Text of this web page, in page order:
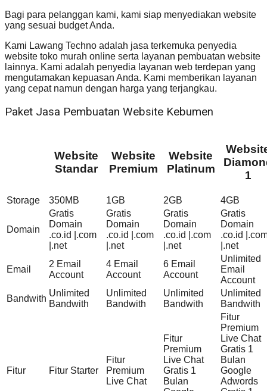
Bagi para pelanggan kami, kami siap menyediakan website
yang sesuai budget Anda.
Kami Lawang Techno adalah jasa terkemuka penyedia
website toko murah online serta layanan pembuatan website
lainnya. Kami adalah penyedia layanan web terdepan yang
mengutamakan kepuasan Anda. Kami memberikan layanan
yang cepat namun dengan harga yang terjangkau.
Paket Jasa Pembuatan Website Kebumen
Website
Standar
Website
Premium
Website
Platinum
1
Storage 350MB 1GB 2GB 4GB
Domain
Gratis
Domain
.co.id |.com
|.net
Gratis
Domain
.co.id |.com
|.net
Gratis
Domain
.co.id |.com
|.net
Gratis
Domain
.co.id
|.net
Email
2 Email
Account
4 Email
Account
6 Email
Account
Unlimited
Email
Account
Bandwith
Unlimited
Bandwith
Unlimited
Bandwith
Unlimited
Bandwith
Unlimited
Bandwith
Fitur Fitur Starter
Fitur
Premium
Live Chat
Fitur
Premium
Live Chat
Gratis 1
Bulan
Fitur
Premium
Live Chat
Gratis 1
Bulan
Google
Adwords